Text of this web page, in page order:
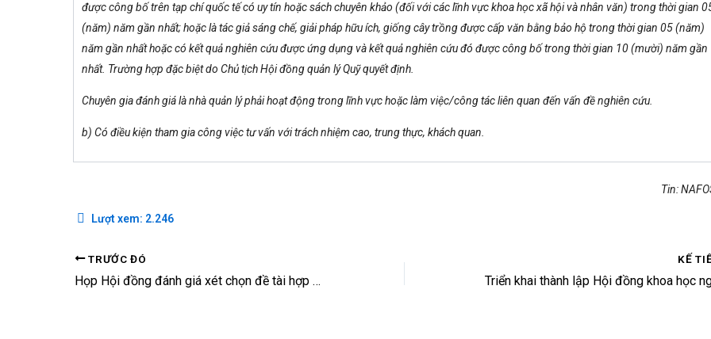
được công bố trên tạp chí quốc tế có uy tín hoặc sách chuyên khảo (đối với các lĩnh vực khoa học xã hội và nhân văn) trong thời gian
(năm) năm gần nhất; hoặc là tác giả sáng chế, giải pháp hữu ích, giống cây trồng được cấp văn bằng bảo hộ trong thời gian 05 (năm)
năm gần nhất hoặc có kết quả nghiên cứu được ứng dụng và kết quả nghiên cứu đó được công bố trong thời gian 10 (mười) năm gần
nhất. Trường hợp đặc biệt do Chủ tịch Hội đồng quản lý Quỹ quyết định.
Chuyên gia đánh giá là nhà quản lý phải hoạt động trong lĩnh vực hoặc làm việc/công tác liên quan đến vấn đề nghiên cứu.
b) Có điều kiện tham gia công việc tư vấn với trách nhiệm cao, trung thực, khách quan.
Tin:
Lượt xem: 2.246
TRƯỚC ĐÓ
Họp Hội đồng đánh giá xét chọn đề tài hợp tác song phương NAFOSTED – SNSF 2024
KẾ